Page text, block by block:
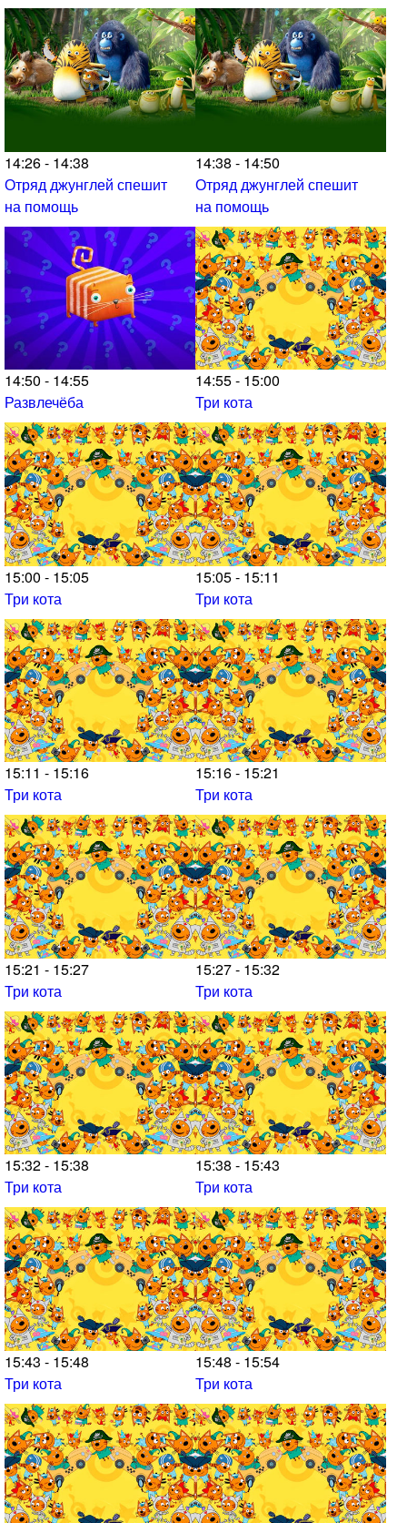
14:26 - 14:38
Отряд джунглей спешит
на помощь
14:38 - 14:50
Отряд джунглей спешит
на помощь
14:50 - 14:55
Развлечёба
14:55 - 15:00
Три кота
15:00 - 15:05
Три кота
15:05 - 15:11
Три кота
15:11 - 15:16
Три кота
15:16 - 15:21
Три кота
15:21 - 15:27
Три кота
15:27 - 15:32
Три кота
15:32 - 15:38
Три кота
15:38 - 15:43
Три кота
15:43 - 15:48
Три кота
15:48 - 15:54
Три кота